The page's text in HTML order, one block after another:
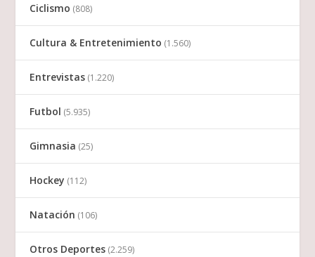
Ciclismo (808)
Cultura & Entretenimiento (1.560)
Entrevistas (1.220)
Futbol (5.935)
Gimnasia (25)
Hockey (112)
Natación (106)
Otros Deportes (2.259)